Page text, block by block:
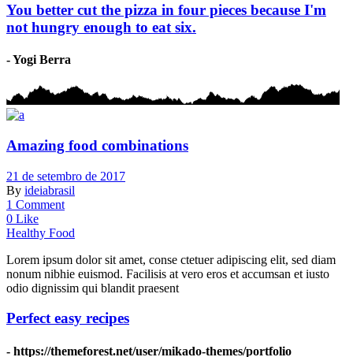
You better cut the pizza in four pieces because I'm
not hungry enough to eat six.
- Yogi Berra
Amazing food combinations
21 de setembro de 2017
By ideiabrasil
1 Comment
0 Like
Healthy Food
Lorem ipsum dolor sit amet, conse ctetuer adipiscing elit, sed diam
nonum nibhie euismod. Facilisis at vero eros et accumsan et iusto
odio dignissim qui blandit praesent
Perfect easy recipes
- https://themeforest.net/user/mikado-themes/portfolio